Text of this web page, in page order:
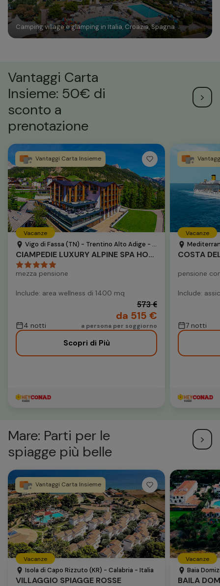
Camping village e glamping in Italia, Croazia, Spagna
Vantaggi Carta
Insieme: 50€ di
sconto a
prenotazione
Vantaggi Carta Insieme
Vacanze
Vigo di Fassa (TN) - Trentino Alto Adige - Italia
CIAMPEDIE LUXURY ALPINE SPA HOTEL
mezza pensione
Include: area wellness di 1400 mq
4 notti
573 €
da 515 €
a persona per soggiorno
Scopri di Più
Vacanze
COSTA
pensione
Include:
7 notti
Mare: Parti per le
spiagge più belle
Vantaggi Carta Insieme
Vacanze
Isola di Capo Rizzuto (KR) - Calabria - Italia
VILLAGGIO SPIAGGE ROSSE
Vacanze
Baia
BAILA